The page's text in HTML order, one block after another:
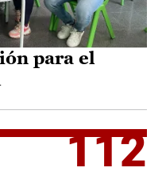
para el
112